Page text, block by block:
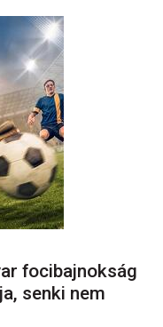
focibajnokság
senki nem